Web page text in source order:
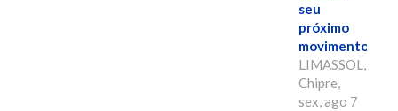
seu
próximo
movimento.
LIMASSOL,
Chipre,
sex, ago 7